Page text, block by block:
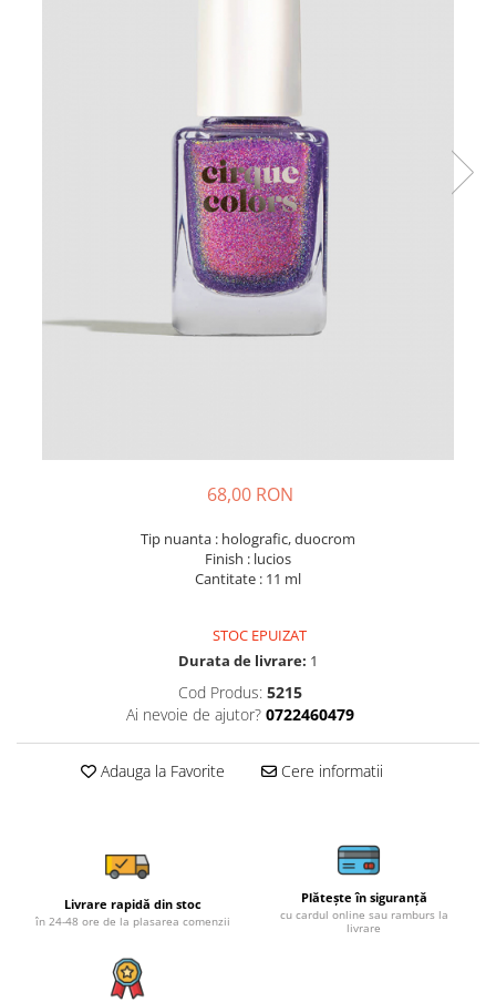
68,00 RON
Tip nuanta : holografic, duocrom
Finish : lucios
Cantitate : 11 ml
STOC EPUIZAT
Durata de livrare: 1
Cod Produs: 5215
Ai nevoie de ajutor? 0722460479
Adauga la Favorite Cere informatii
Livrare rapidă din stoc
în 24-48 ore de la plasarea comenzii
Plătește în siguranță
cu cardul online sau ramburs la
livrare